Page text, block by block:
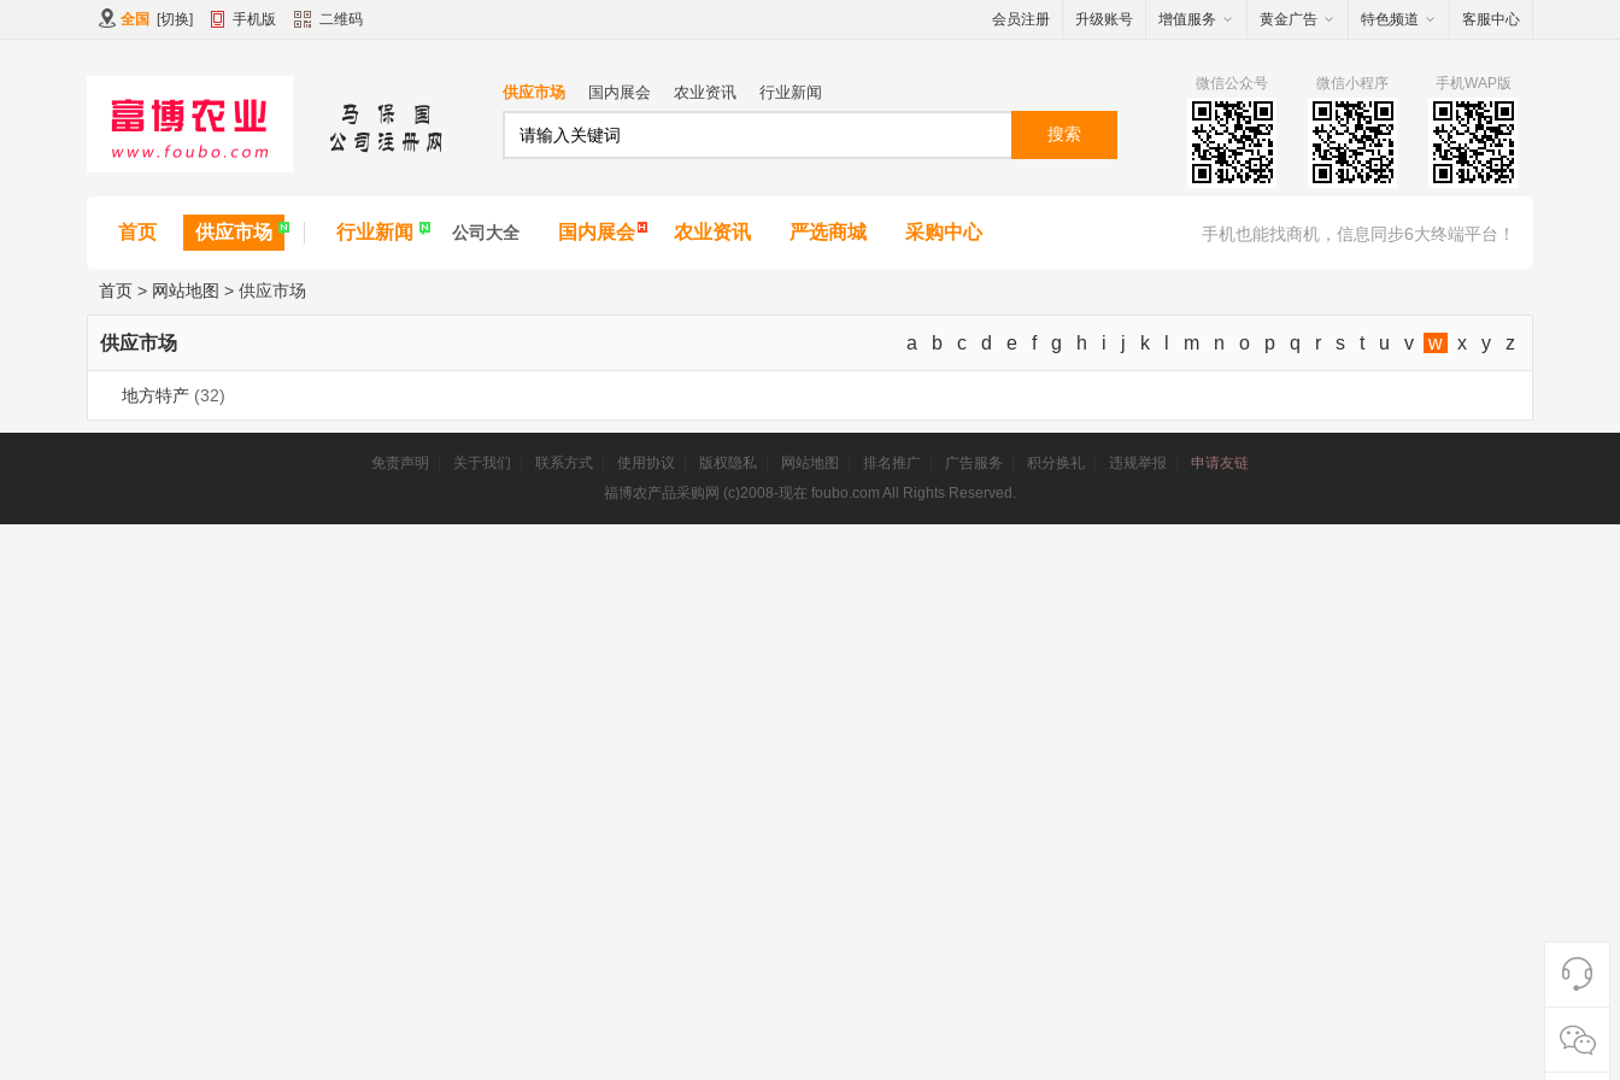
全国 [切换] 手机版 二维码 会员注册 升级账号 增值服务 黄金广告 特色频道 客服中心
供应市场 国内展会 农业资讯 行业新闻
搜索
手机WAP版
手机也能找商机，信息同步6大终端平台！
微信小程序
微信公众号
首页 供应市场 行业新闻 公司大全 国内展会 农业资讯 严选商城 采购中心
首页 > 网站地图 > 供应市场
a b c d e f g h i j k m n o p q r s t u v w x y z
供应市场
地方特产 (32)
免责声明 关于我们 联系方式 使用协议 版权隐私 网站地图 排名推广 广告服务 积分换礼 违规举报
申请友链
福博农产品采购网 (c)2008-现在 foubo.com All Rights Reserved.